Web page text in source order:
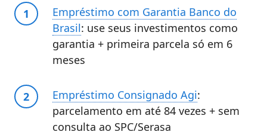
Empréstimo com Garantia Banco do
Brasil: use seus investimentos como
garantia + primeira parcela só em 6
meses
Empréstimo Consignado Agi:
parcelamento em até 84 vezes + sem
consulta ao SPC/Serasa